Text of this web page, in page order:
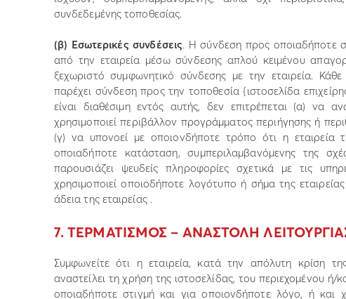
συνδεδεµένης τοποθεσίας.
(β) Εσωτερικές συνδέσεις. Η σύνδεση προς οποιαδήποτε
από την εταιρεία µέσω σύνδεσης απλού κειµένου
ξεχωριστό συµφωνητικό σύνδεσης µε την εταιρεία.
παρέχει σύνδεση προς την τοποθεσία {ιστοσελίδα
είναι διαθέσιµη εντός αυτής, δεν επιτρέπεται (α) να
χρησιµοποιεί περιβάλλον προγράµµατος περιήγησης ή
(γ) να υπονοεί µε οποιονδήποτε τρόπο ότι η εταιρεία
οποιαδήποτε κατάσταση, συµπεριλαµβανόµενης της
παρουσιάζει ψευδείς πληροφορίες σχετικά µε τις
χρησιµοποιεί οποιοδήποτε λογότυπο ή σήµα της
άδεια της εταιρείας .
7. ΤΕΡΜΑΤΙΣΜΟΣ – ΑΝΑΣΤΟΛΗ
Συµφωνείτε ότι η εταιρεία, κατά την απόλυτη κρίση
αναστείλει τη χρήση της ιστοσελίδας, του περιεχοµένου
οποιαδήποτε στιγµή και για οποιονδήποτε λόγο, ή και